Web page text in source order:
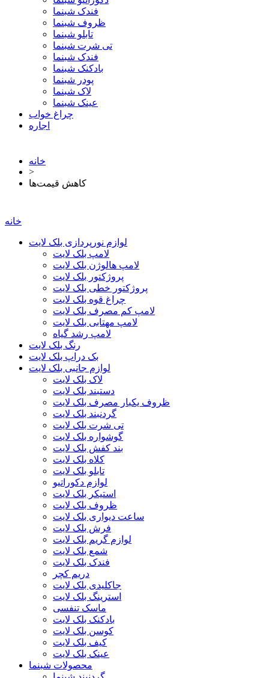
فندک شبنما
ظروف شبنما
تابلو شبنما
تی شرت شبنما
فندک شبنما
بادکنک شبنما
پودر شبنما
لاک شبنما
عینک شبنما
چراغ خواب
اجاره
خانه
>
کاهش قیمت‌ها
خانه
لوازم نورپردازی بلک لایت
لامپ بلک لایت
لامپ هالوژن بلک لایت
پروژکتور بلک لایت
پروژکتور خطی بلک لایت
چراغ قوه بلک لایت
لامپ کم مصرف بلک لایت
لامپ مهتابی بلک لایت
لامپ رشد گیاه
رنگ بلک لایت
بک دراپ بلک لایت
لوازم جانبی بلک لایت
لاک بلک لایت
دستبند بلک لایت
ظروف یکبار مصرف بلک لایت
گردنبند بلک لایت
تی شرت بلک لایت
گوشواره بلک لایت
بند کفش بلک لایت
کلاه بلک لایت
تابلو بلک لایت
لوازم دکوراتیو
استیکر بلک لایت
ظروف بلک لایت
ساعت دیواری بلک لایت
فرش بلک لایت
لوازم گریم بلک لایت
شمع بلک لایت
فندک بلک لایت
دریم کچر
جاکلیدی بلک لایت
استرینگ بلک لایت
ماسک تنفسی
بادکنک بلک لایت
کوسن بلک لایت
کیف بلک لایت
عینک بلک لایت
محصولات شبنما